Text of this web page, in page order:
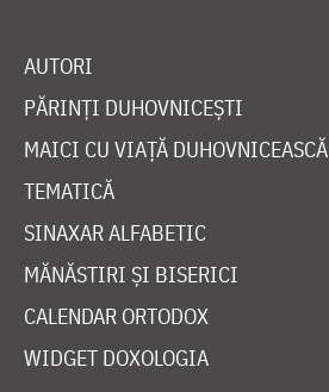
AUTORI
PĂRINȚI DUHOVNICEȘTI
MAICI CU VIAȚĂ DUHOVNICEASCĂ
TEMATICĂ
SINAXAR ALFABETIC
MĂNĂSTIRI ȘI BISERICI
CALENDAR ORTODOX
WIDGET DOXOLOGIA